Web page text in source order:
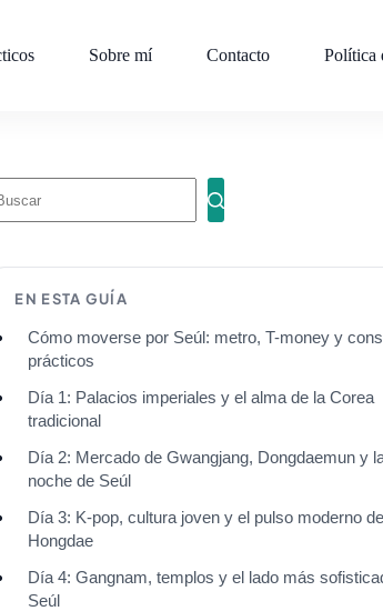
Sobre mí Contacto Política
EN ESTA GUÍA
Cómo moverse por Seúl: metro, T-money y
prácticos
Día 1: Palacios imperiales y el alma de la Corea
tradicional
Día 2: Mercado de Gwangjang, Dongdaemun y
noche de Seúl
Día 3: K-pop, cultura joven y el pulso moderno de
Hongdae
Día 4: Gangnam, templos y el lado más
Seúl